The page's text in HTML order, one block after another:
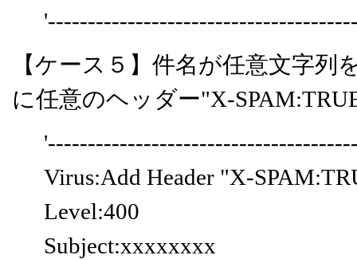
【ケース５】件名が任意文字
に任意のヘッダー"X-
Virus:Add Header "X-
Level:400
Subject:xxxxxxxx